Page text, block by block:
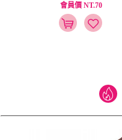
會員價 NT.70